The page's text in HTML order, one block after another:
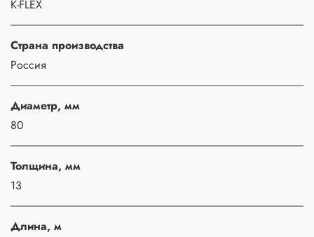
K-FLEX
Страна производства
Россия
Диаметр, мм
80
Толщина, мм
13
Длина, м